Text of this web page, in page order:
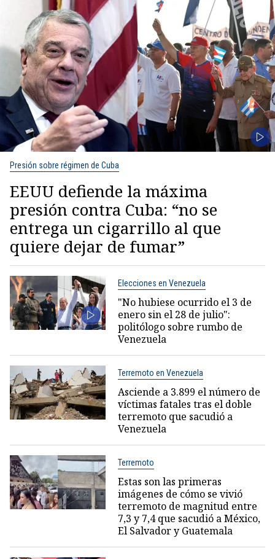
Presión sobre régimen de Cuba
EEUU defiende la máxima
presión contra Cuba: “no se
entrega un cigarrillo al que
quiere dejar de fumar”
Elecciones en Venezuela
"No hubiese ocurrido el 3 de
enero sin el 28 de julio":
politólogo sobre rumbo de
Venezuela
Terremoto en Venezuela
Asciende a 3.899 el número de
víctimas fatales tras el doble
terremoto que sacudió a
Venezuela
Terremoto
Estas son las primeras
imágenes de cómo se vivió
terremoto de magnitud entre
7,3 y 7,4 que sacudió a México,
El Salvador y Guatemala